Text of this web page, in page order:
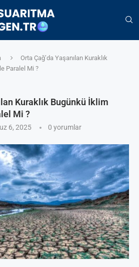
Orta Çağ’da Yaşanılan Kuraklık
Paralel Mi ?
Kuraklık Bugünkü İklim
Mi ?
6, 2025 0 yorumlar